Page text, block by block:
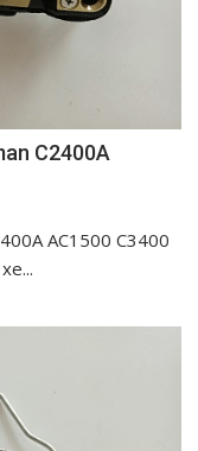
C2400A
AC1500 C3400